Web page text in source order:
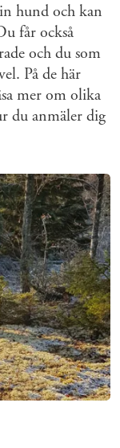
hund och kan
får också
och du som
På de här
mer om olika
du anmäler dig